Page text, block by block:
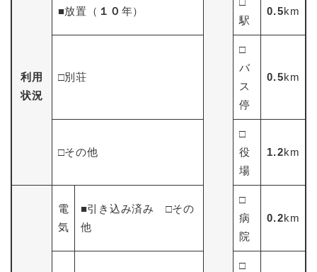
利用
状況
■放置（ １０ 年）
駅
0.5km
□別荘
□
バ
ス
停
0.5km
□その他
□
役
場
1.2km
電
気
■引き込み済み □その
他
□
病
院
0.2km
□